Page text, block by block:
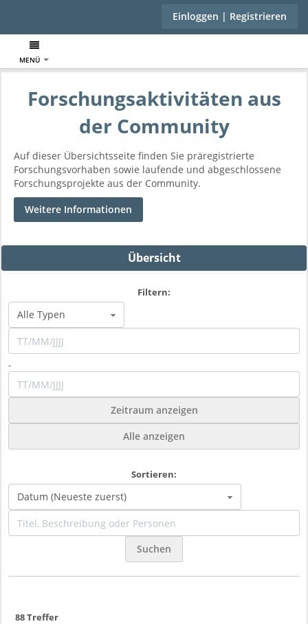
Einloggen | Registrieren
MENÜ
Forschungsaktivitäten aus
der Community
Auf dieser Übersichtsseite finden Sie präregistrierte
Forschungsvorhaben sowie laufende und abgeschlossene
Forschungsprojekte aus der Community.
Weitere Informationen
Übersicht
Filtern:
-
Zeitraum anzeigen
Alle anzeigen
Sortieren:
Suchen
88 Treffer